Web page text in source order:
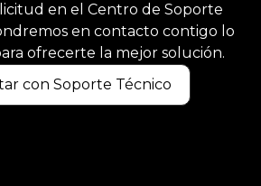
en el Centro de Soporte
en contacto contigo lo
ofrecerte la mejor solución.
con Soporte Técnico